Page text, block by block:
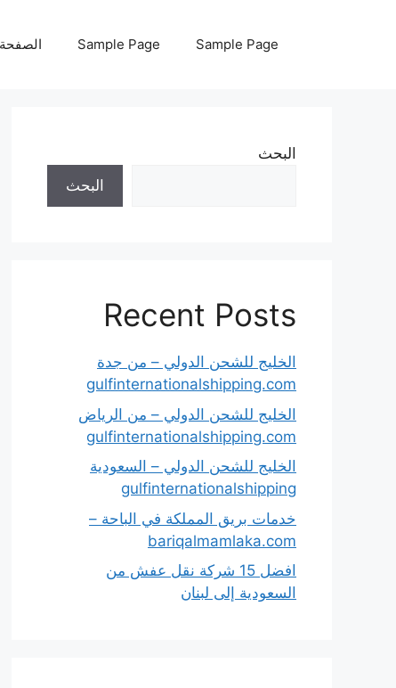
Sample Page
Sample Page
البحث
البحث
Recent Posts
الخليج للشحن الدولي – من جدة
gulfinternationalshipping.com
الخليج للشحن الدولي – من الرياض
gulfinternationalshipping.com
الخليج للشحن الدولي – السعودية
gulfinternationalshipping
خدمات بريق المملكة في الباحة –
bariqalmamlaka.com
افضل 15 شركة نقل عفش من
السعودية إلى لبنان